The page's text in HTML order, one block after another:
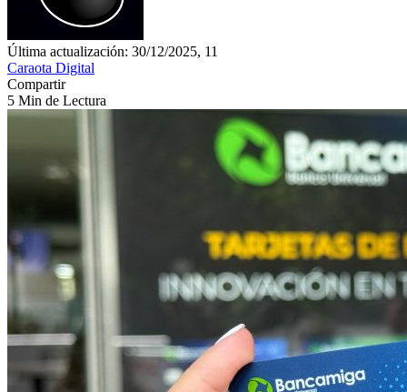
Última actualización: 30/12/2025, 11
Caraota Digital
Compartir
5 Min de Lectura